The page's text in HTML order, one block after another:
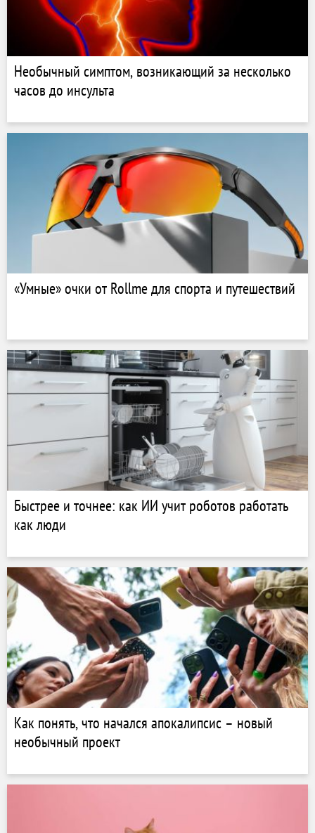
Необычный симптом, возникающий за несколько
часов до инсульта
«Умные» очки от Rollme для спорта и путешествий
Быстрее и точнее: как ИИ учит роботов работать
как люди
Как понять, что начался апокалипсис – новый
необычный проект